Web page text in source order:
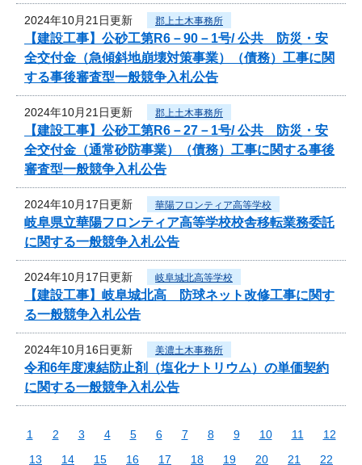
2024年10月21日更新 郡上土木事務所
【建設工事】公砂工第R6－90－1号/ 公共 防災・安
全交付金（急傾斜地崩壊対策事業）（債務）工事に関
する事後審査型一般競争入札公告
2024年10月21日更新 郡上土木事務所
【建設工事】公砂工第R6－27－1号/ 公共 防災・安
全交付金（通常砂防事業）（債務）工事に関する事後
審査型一般競争入札公告
2024年10月17日更新 華陽フロンティア高等学校
岐阜県立華陽フロンティア高等学校校舎移転業務委託
に関する一般競争入札公告
2024年10月17日更新 岐阜城北高等学校
【建設工事】岐阜城北高 防球ネット改修工事に関す
る一般競争入札公告
2024年10月16日更新 美濃土木事務所
令和6年度凍結防止剤（塩化ナトリウム）の単価契約
に関する一般競争入札公告
1 2 3 4 5 6 7 8 9 10 11
12
13
14 15 16 17 18 19 20 21
22